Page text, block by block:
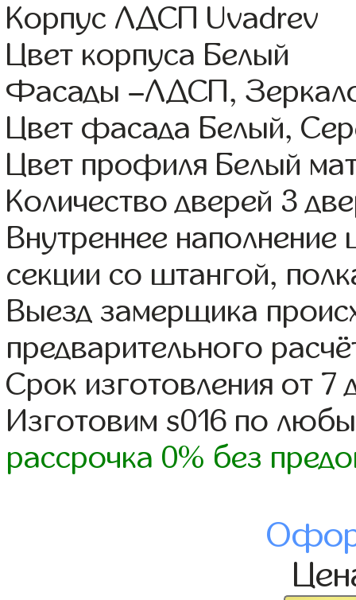
Корпус ЛДСП Uvadrev
Цвет корпуса Белый
Фасады –ЛДСП,
Цвет фасада Белый,
Цвет профиля Белый
Количество дверей 3
Внутреннее
секции со штангой,
Выезд замерщика
предварительного
Срок изготовления от 7
Изготовим s016 по
рассрочка 0% без